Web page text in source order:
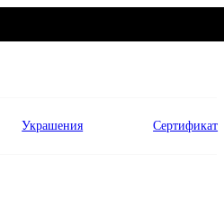
Украшения Сертификат